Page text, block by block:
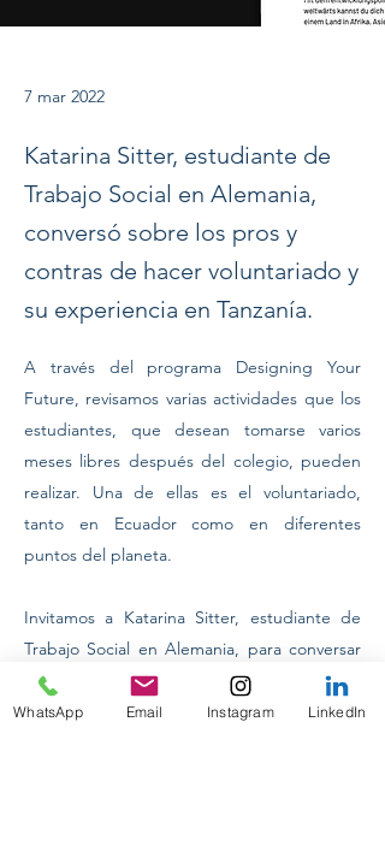
7 mar 2022
Katarina Sitter, estudiante de
Trabajo Social en Alemania,
conversó sobre los pros y
contras de hacer voluntariado y
su experiencia en Tanzanía.
A través del programa Designing Your
Future, revisamos varias actividades que los
estudiantes, que desean tomarse varios
meses libres después del colegio, pueden
realizar. Una de ellas es el voluntariado,
tanto en Ecuador como en diferentes
puntos del planeta.
Invitamos a Katarina Sitter, estudiante de
Trabajo Social en Alemania, para conversar
de su experiencia de voluntariado en
Tanzania, los pros y contras de ser voluntario
WhatsApp Email Instagram LinkedIn